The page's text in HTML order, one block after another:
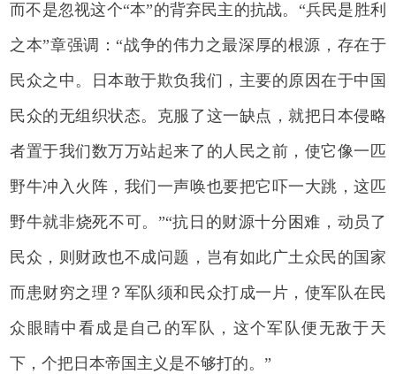
而不是忽视这个“本”的背弃民主的抗战。“兵民是胜利
之本”章强调：“战争的伟力之最深厚的根源，存在于
民众之中。日本敢于欺负我们，主要的原因在于中国
民众的无组织状态。克服了这一缺点，就把日本侵略
者置于我们数万万站起来了的人民之前，使它像一匹
野牛冲入火阵，我们一声唤也要把它吓一大跳，这匹
野牛就非烧死不可。”“抗日的财源十分困难，动员了
民众，则财政也不成问题，岂有如此广土众民的国家
而患财穷之理？军队须和民众打成一片，使军队在民
众眼睛中看成是自己的军队，这个军队便无敌于天
下，个把日本帝国主义是不够打的。”